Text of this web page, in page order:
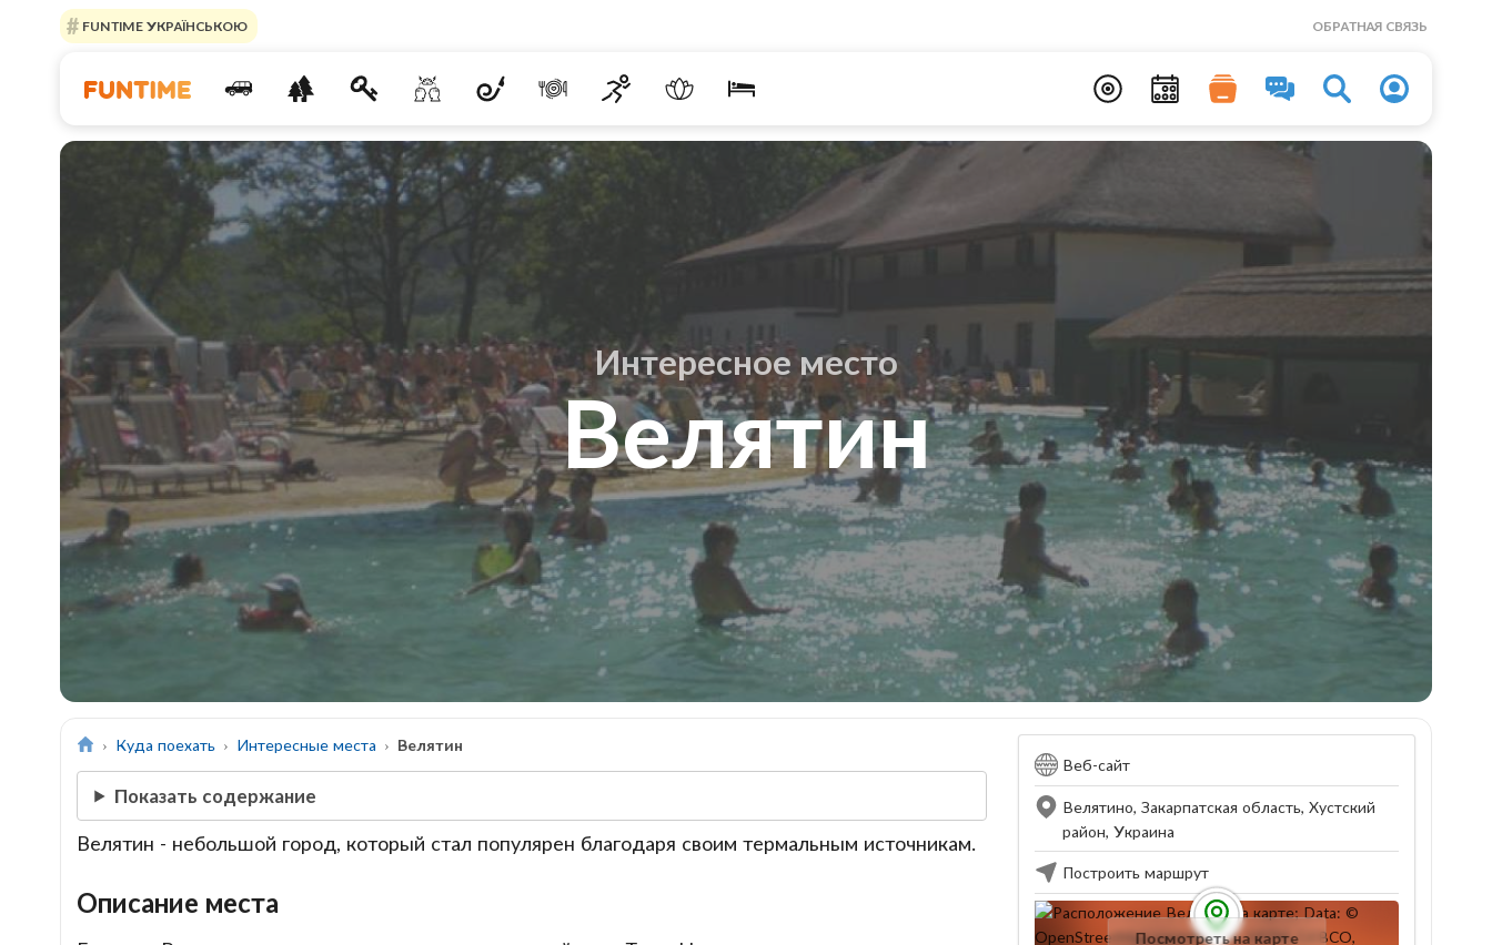
FUNTIME УКРАЇНСЬКОЮ ОБРАТНАЯ СВЯЗЬ
Интересное место
Велятин
Куда поехать Интересные места Велятин
Показать содержание
Велятин - небольшой город, который стал популярен благодаря своим термальным источникам.
Описание места
Веб-сайт
Велятино, Закарпатская область, Хустский
район, Украина
Построить маршрут
Посмотреть на карте